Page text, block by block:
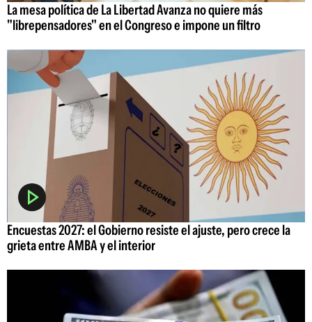
La mesa política de La Libertad Avanza no quiere más
"librepensadores" en el Congreso e impone un filtro
Encuestas 2027: el Gobierno resiste el ajuste, pero crece la
grieta entre AMBA y el interior